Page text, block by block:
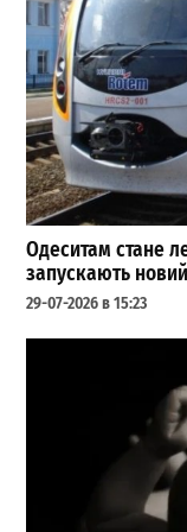
Одеситам стане
запускають
29-07-2026 в 15:23